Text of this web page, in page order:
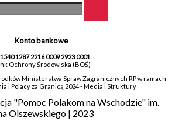
Konto bankowe
1287 2216 0009 2923 0001
Ochrony Środowiska (BOŚ)
Ministerstwa Spraw Zagranicznych RP w ramach
i Polacy za Granicą 2024 - Media i Struktury
"Pomoc Polakom na Wschodzie" im.
Olszewskiego | 2023